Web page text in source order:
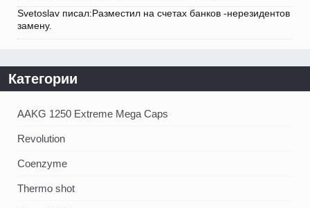
Svetoslav писал:Разместил на счетах банков -нерезидентов
замену.
Категории
AAKG 1250 Extreme Mega Caps
Revolution
Coenzyme
Thermo shot